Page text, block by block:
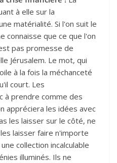
à elle sur la
matérialité. Si l'on suit le
connaisse que ce que l'on
pas promesse de
Jérusalem. Le mot, qui
à la fois la méchanceté
court. Les
à prendre comme des
appréciera les idées avec
les laisser sur le côté, ne
laisser faire n'importe
collection incalculable
illuminés. Ils ne